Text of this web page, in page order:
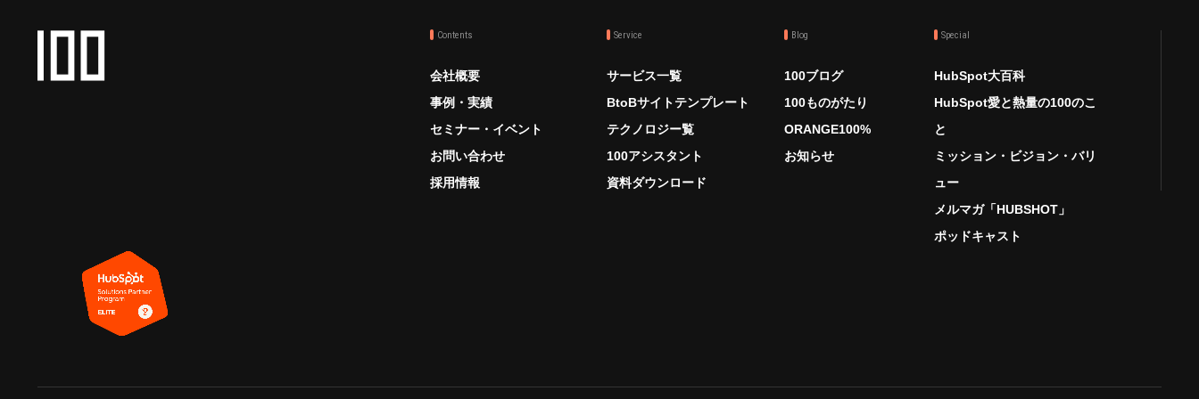
Contents
会社概要
事例・実績
セミナー・イベント
お問い合わせ
採用情報
Service
サービス一覧
BtoBサイトテンプレート
テクノロジー覧
100アシスタント
資料ダウンロード
Blog
100ブログ
100ものがたり
ORANGE100%
お知らせ
Special
HubSpot大百科
HubSpot愛と熱量の100のこ
と
ミッション・ビジョン・バリ
ュー
メルマガ「HUBSHOT」
ポッドキャスト